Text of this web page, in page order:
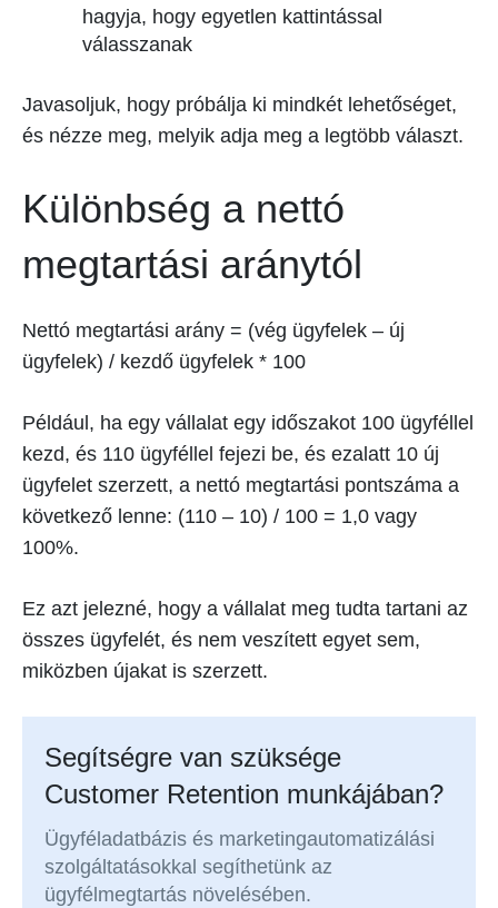
hagyja, hogy egyetlen kattintással
válasszanak
Javasoljuk, hogy próbálja ki mindkét lehetőséget,
és nézze meg, melyik adja meg a legtöbb választ.
Különbség a nettó
megtartási aránytól
Nettó megtartási arány = (vég ügyfelek – új
ügyfelek) / kezdő ügyfelek * 100
Például, ha egy vállalat egy időszakot 100 ügyféllel
kezd, és 110 ügyféllel fejezi be, és ezalatt 10 új
ügyfelet szerzett, a nettó megtartási pontszáma a
következő lenne: (110 – 10) / 100 = 1,0 vagy
100%.
Ez azt jelezné, hogy a vállalat meg tudta tartani az
összes ügyfelét, és nem veszített egyet sem,
miközben újakat is szerzett.
Segítségre van szüksége
Customer Retention munkájában?
Ügyféladatbázis és marketingautomatizálási
szolgáltatásokkal segíthetünk az
ügyfélmegtartás növelésében.